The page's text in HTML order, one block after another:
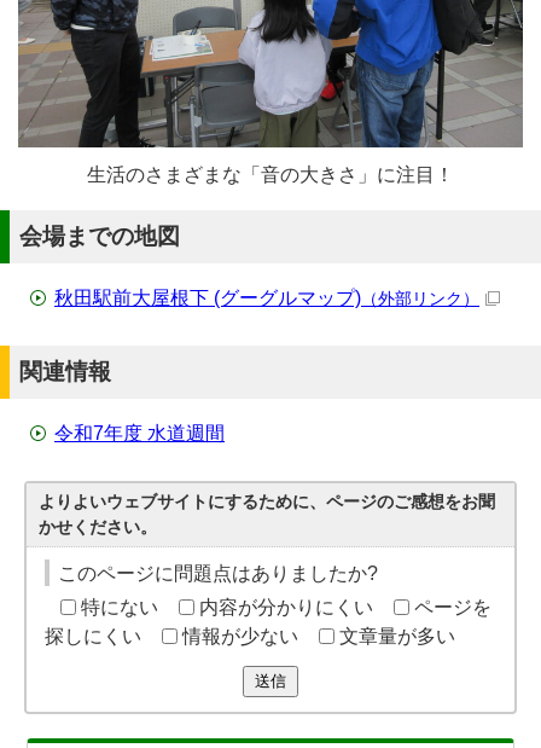
生活のさまざまな「音の大きさ」に注目！
会場までの地図
秋田駅前大屋根下 (グーグルマップ) （外部リンク）
関連情報
令和7年度 水道週間
よりよいウェブサイトにするために、ページのご感想をお聞
かせください。
このページに問題点はありましたか?
特にない
内容が分かりにくい
ページを
探しにくい
情報が少ない 文章量が多い
送信